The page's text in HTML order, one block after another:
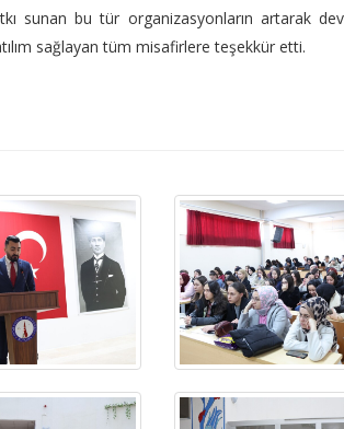
sunan bu tür organizasyonların artarak
sağlayan tüm misafirlere teşekkür etti.